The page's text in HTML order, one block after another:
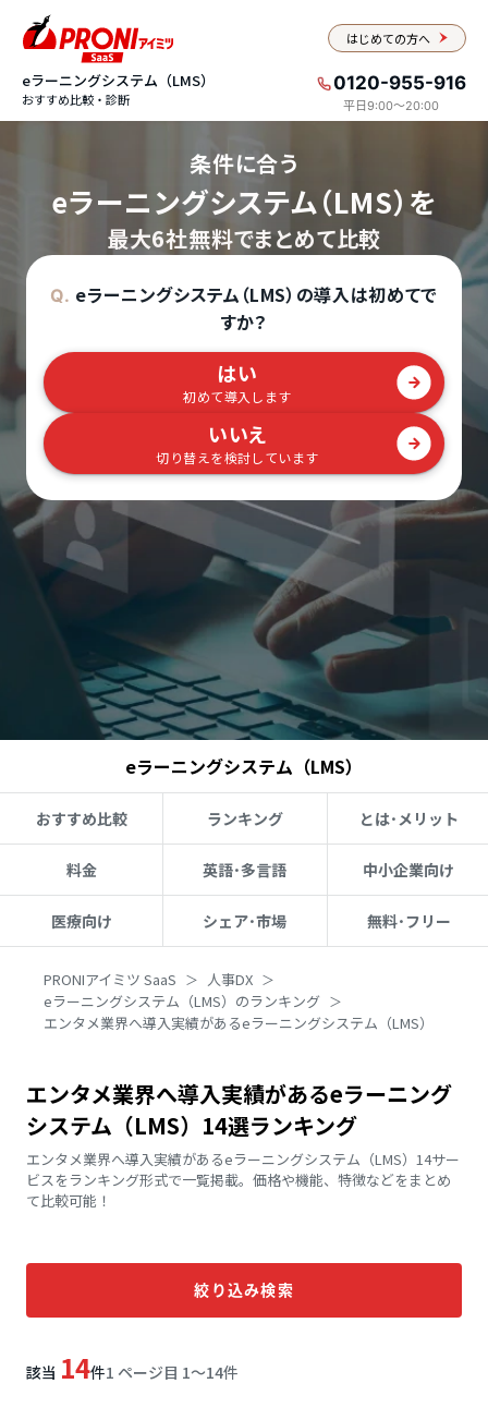
はじめての方へ
eラーニングシステム（LMS）
おすすめ比較・診断
0120-955-916
平日9:00〜20:00
条件に合う
eラーニングシステム（LMS）を
最大6社無料でまとめて比較
Q. eラーニングシステム（LMS）の導入は初めてで
すか？
はい
初めて導入します
いいえ
切り替えを検討しています
eラーニングシステム（LMS）
おすすめ比較 ランキング とは･メリット
料金 英語･多言語 中小企業向け
医療向け シェア･市場 無料･フリー
PRONIアイミツ SaaS
人事DX
eラーニングシステム（LMS）のランキング
エンタメ業界へ導入実績があるeラーニングシステム（LMS）
エンタメ業界へ導入実績があるeラーニング
システム（LMS）14選ランキング
エンタメ業界へ導入実績があるeラーニングシステム（LMS）14サー
ビスをランキング形式で一覧掲載。価格や機能、特徴などをまとめ
て比較可能！
絞り込み検索
該当 14件1 ページ目 1〜14件